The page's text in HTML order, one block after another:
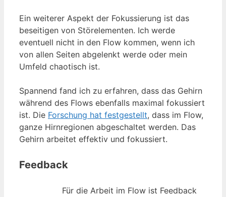
Ein weiterer Aspekt der Fokussierung ist das
beseitigen von Störelementen. Ich werde
eventuell nicht in den Flow kommen, wenn ich
von allen Seiten abgelenkt werde oder mein
Umfeld chaotisch ist.
Spannend fand ich zu erfahren, dass das Gehirn
während des Flows ebenfalls maximal fokussiert
ist. Die Forschung hat festgestellt, dass im Flow,
ganze Hirnregionen abgeschaltet werden. Das
Gehirn arbeitet effektiv und fokussiert.
Feedback
Für die Arbeit im Flow ist Feedback